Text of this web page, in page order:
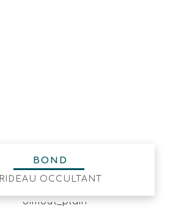
BOND
RIDEAU OCCULTANT